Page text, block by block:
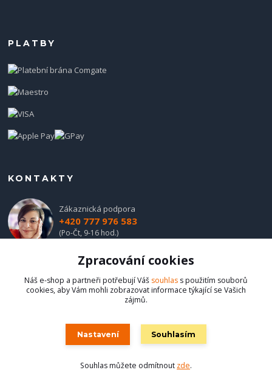
PLATBY
KONTAKTY
Zákaznická podpora
+420 777 976 583
(Po-Čt, 9-16 hod.)
obchod@hadladla.cz
Zpracování cookies
Náš e-shop a partneři potřebují Váš souhlas s použitím souborů
cookies, aby Vám mohli zobrazovat informace týkající se Vašich
zájmů.
Nastavení Souhlasím
Souhlas můžete odmítnout zde.